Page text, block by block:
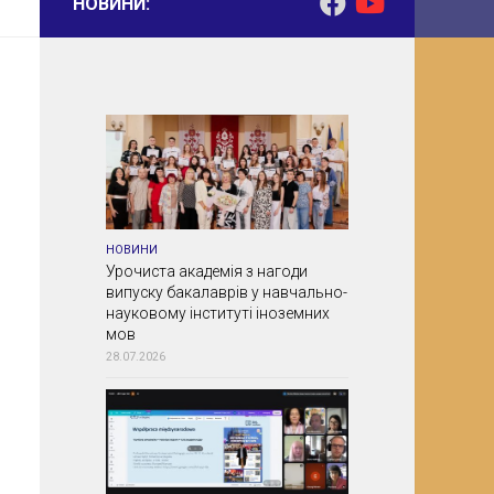
НОВИНИ
Урочиста академія з нагоди
випуску бакалаврів у навчально-
науковому інституті іноземних
мов
28.07.2026